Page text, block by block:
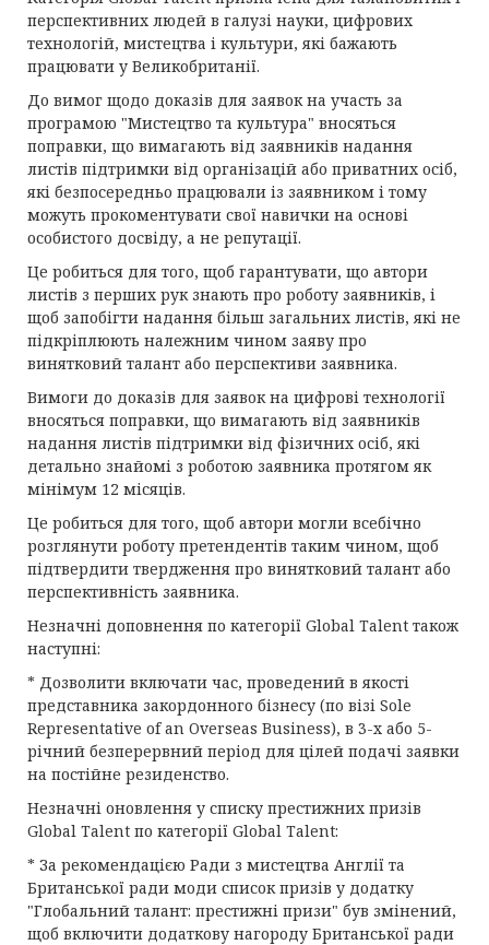
перспективних людей в галузі науки, цифрових
технологій, мистецтва і культури, які бажають
працювати у Великобританії.
До вимог щодо доказів для заявок на участь за
програмою "Мистецтво та культура" вносяться
поправки, що вимагають від заявників надання
листів підтримки від організацій або приватних осіб,
які безпосередньо працювали із заявником і тому
можуть прокоментувати свої навички на основі
особистого досвіду, а не репутації.
Це робиться для того, щоб гарантувати, що автори
листів з перших рук знають про роботу заявників, і
щоб запобігти надання більш загальних листів, які не
підкріплюють належним чином заяву про
винятковий талант або перспективи заявника.
Вимоги до доказів для заявок на цифрові технології
вносяться поправки, що вимагають від заявників
надання листів підтримки від фізичних осіб, які
детально знайомі з роботою заявника протягом як
мінімум 12 місяців.
Це робиться для того, щоб автори могли всебічно
розглянути роботу претендентів таким чином, щоб
підтвердити твердження про винятковий талант або
перспективність заявника.
Незначні доповнення по категорії Global Talent також
наступні:
* Дозволити включати час, проведений в якості
представника закордонного бізнесу (по візі Sole
Representative of an Overseas Business), в 3-х або 5-
річний безперервний період для цілей подачі заявки
на постійне резиденство.
Незначні оновлення у списку престижних призів
Global Talent по категорії Global Talent:
* За рекомендацією Ради з мистецтва Англії та
Британської ради моди список призів у додатку
"Глобальний талант: престижні призи" був змінений,
щоб включити додаткову нагороду Британської ради